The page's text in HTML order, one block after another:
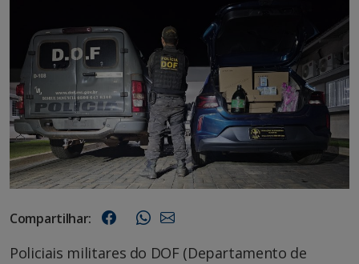
Compartilhar:
Policiais militares do DOF (Departamento de